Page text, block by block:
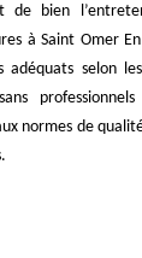
de bien
à Saint Omer En
adéquats selon
normes de